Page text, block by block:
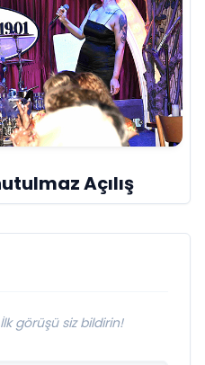
Açılış
görüşü siz bildirin!